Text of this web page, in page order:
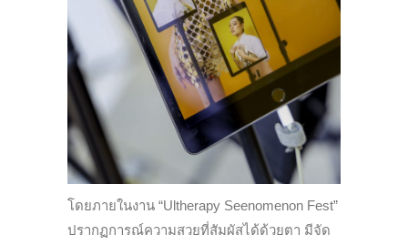
โดยภายในงาน “Ultherapy Seenomenon Fest”
ปรากฏการณ์ความสวยที่สัมผัสได้ด้วยตา มีจัด